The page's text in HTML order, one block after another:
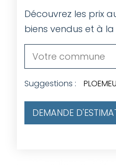
Découvrez les prix
biens vendus et à la
Suggestions :
DEMANDE